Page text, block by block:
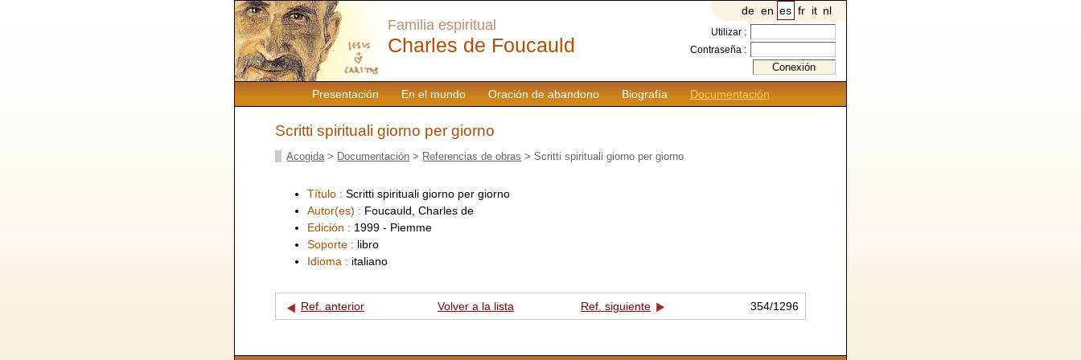
Presentación En el mundo Oración de abandono Biografía Documentación
Familia espiritual
Charles de Foucauld
de en es fr it nl
Utilizar :
Contraseña :
Scritti spirituali giorno per giorno
Acogida > Documentación > Referencias de obras > Scritti spirituali giorno per giorno
Título : Scritti spirituali giorno per giorno
Autor(es) : Foucauld, Charles de
Edición : 1999 - Piemme
Soporte : libro
Idioma : italiano
Ref. anterior Volver a la lista Ref. siguiente 354/1296